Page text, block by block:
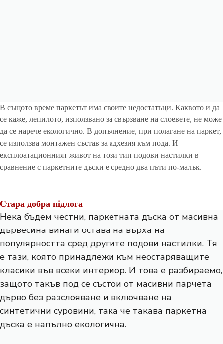
В същото време паркетът има своите недостатъци. Каквото и да
се каже, лепилото, използвано за свързване на слоевете, не може
да се нарече екологично. В допълнение, при полагане на паркет,
се използва монтажен състав за адхезия към пода. И
експлоатационният живот на този тип подови настилки в
сравнение с паркетните дъски е средно два пъти по-малък.
Стара добра підлога
Нека бъдем честни, паркетната дъска от масивна
дървесина винаги остава на върха на
популярността сред другите подови настилки. Тя
е тази, която принадлежи към неостаряващите
класики във всеки интериор. И това е разбираемо,
защото такъв под се състои от масивни парчета
дърво без разслояване и включване на
синтетични суровини, така че такава паркетна
дъска е напълно екологична.